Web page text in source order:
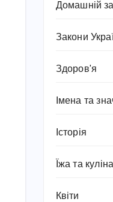
Домашній
Закони
Здоров'я
Імена та
Історія
Їжа та
Квіти